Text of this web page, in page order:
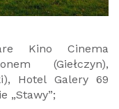
Kino Cinema
(Giełczyn),
Hotel Galery 69
„Stawy”;